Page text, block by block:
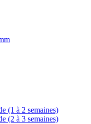
(1 à 2 semaines)
(2 à 3 semaines)